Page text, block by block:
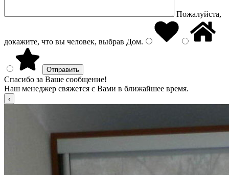
Пожалуйста,
докажите, что вы человек, выбрав Дом.
Спасибо за Ваше сообщение!
Наш менеджер свяжется с Вами в ближайшее время.